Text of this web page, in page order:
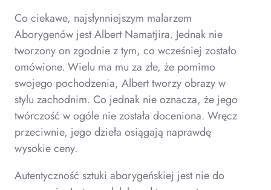
Co ciekawe, najsłynniejszym malarzem
Aborygenów jestAlbert Namatjira. Jednak nie
tworzony on zgodnie z tym, co wcześniej zostało
omówione. Wielu ma mu za złe, że pomimo
swojego pochodzenia, Albert tworzy obrazy w
stylu zachodnim. Co jednak nie oznacza, że jego
twórczość w ogóle nie została doceniona. Wręcz
przeciwnie, jego dzieła osiągają naprawdę
wysokie ceny.
Autentyczność sztuki aborygeńskiej jest nie do